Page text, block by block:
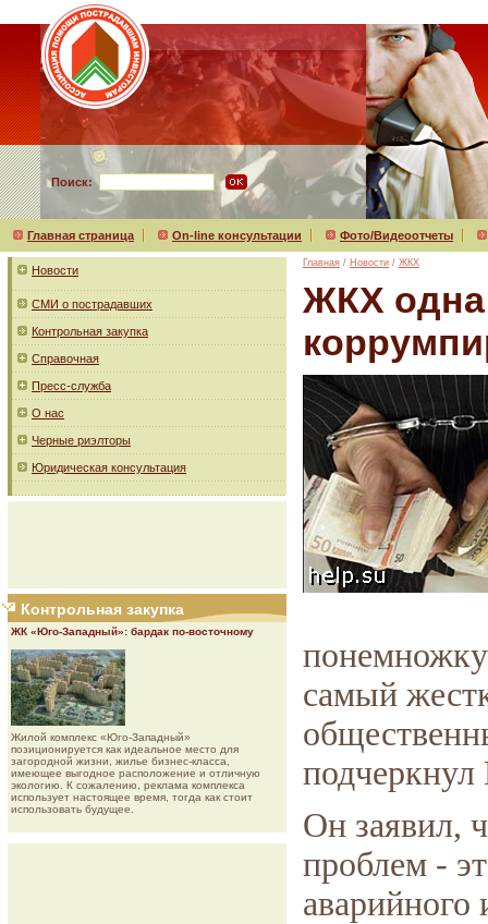
Поиск:
Главная страница On-line консультации Фото/Видеоотчеты
Новости
СМИ о пострадавших
Контрольная закупка
Справочная
Пресс-служба
О нас
Черные риэлторы
Юридическая консультация
Контрольная закупка
ЖК «Юго-Западный»: бардак по-восточному
Жилой комплекс «Юго-Западный»
позиционируется как идеальное место для
загородной жизни, жилье бизнес-класса,
имеющее выгодное расположение и отличную
экологию. К сожалению, реклама комплекса
использует настоящее время, тогда как стоит
использовать будущее.
Главная / Новости / ЖКХ
ЖКХ одна
самый
Он заявил,
проблем -